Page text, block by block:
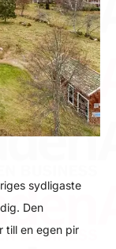
sydligaste
Den
till en egen pir